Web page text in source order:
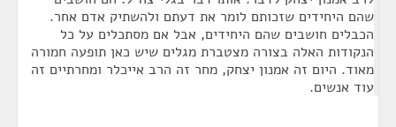
שהם היחידים שזכותם לומר את דעתם ולהשתיק אדם אחר.
הכבלים חושבים שהם היחידים, אבל אם מסתכלים על כל
הנקודות האלה בצורה מצטברת מגלים שיש כאן תופעה חמורה
מאוד. היום זה אמנון יצחק, מחר זה הרב אייכלר ומחרתיים זה
עוד אנשים.